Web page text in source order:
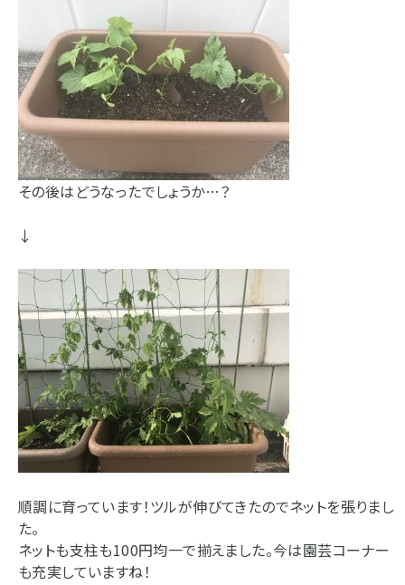
その後はどうなったでしょうか…？
↓
順調に育っています！ツルが伸びてきたのでネットを張りまし
た。
ネットも支柱も100円均一で揃えました。今は園芸コーナー
も充実していますね！